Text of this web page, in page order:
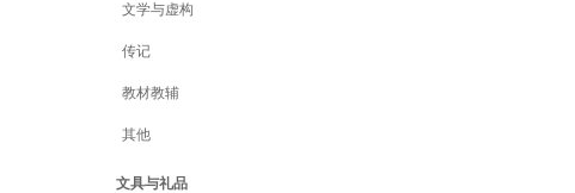
文学与虚构
传记
教材教辅
其他
文具与礼品